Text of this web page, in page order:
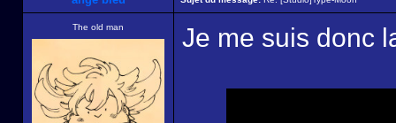
The old man Je me suis donc